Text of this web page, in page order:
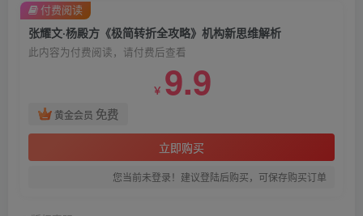
张耀文·杨殿方《极简转折全攻略》机构新思维解析
此内容为付费阅读，请付费后查看
￥ 9.9
黄金会员 免费
立即购买
您当前未登录！建议登陆后购买，可保存购买订单
付费阅读